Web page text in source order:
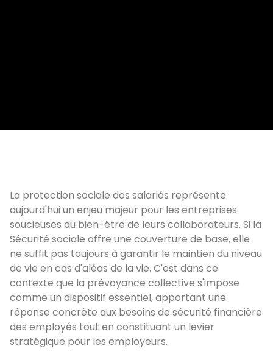
La protection sociale des salariés représente
aujourd'hui un enjeu majeur pour les entreprises
soucieuses du bien-être de leurs collaborateurs. Si la
Sécurité sociale offre une couverture de base, elle
ne suffit pas toujours à garantir le maintien du niveau
de vie en cas d'aléas de la vie. C'est dans ce
contexte que la prévoyance collective s'impose
comme un dispositif essentiel, apportant une
réponse concrète aux besoins de sécurité financière
des employés tout en constituant un levier
stratégique pour les employeurs.